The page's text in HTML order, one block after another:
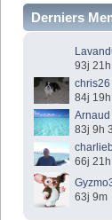
Derniers
93j
chris26
84j
Arnaud
83j 9h
66j
63j 9m